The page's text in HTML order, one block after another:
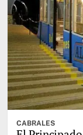
CABRALES